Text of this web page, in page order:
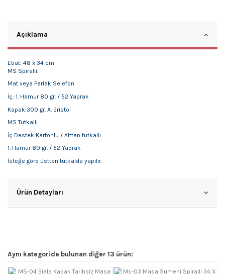
Açıklama
Ebat: 48 x 34 cm
MS Spiralli:
Mat veya Parlak Selefon
İç: 1. Hamur 80 gr. / 52 Yaprak
Kapak:300 gr. A. Bristol
MS Tutkallı
İç:Destek Kartonlu / Alttan tutkallı
1. Hamur 80 gr. / 52 Yaprak
İsteğe göre üstten tutkalda yapılır.
Ürün Detayları
Aynı kategoride bulunan diğer 13 ürün: